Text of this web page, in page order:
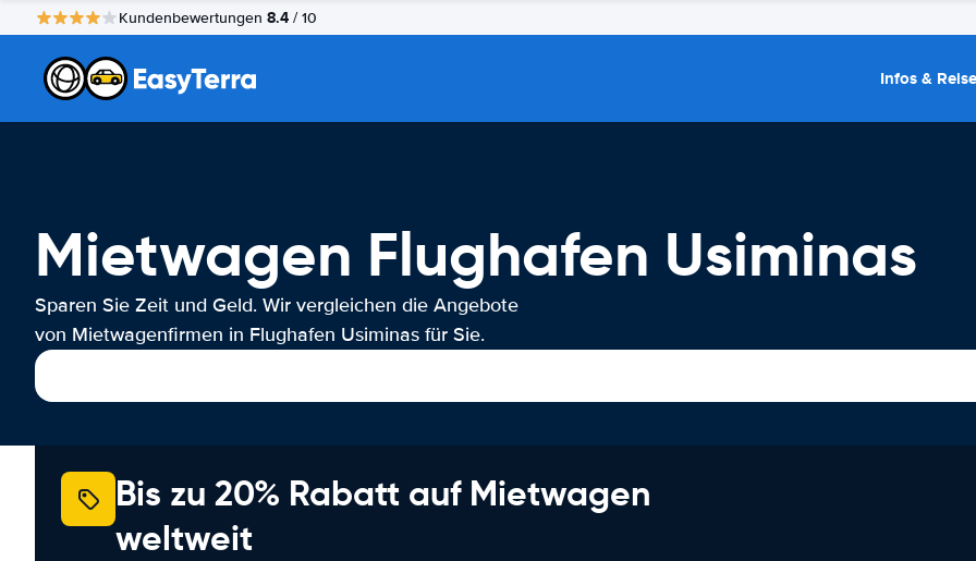
Kundenbewertungen 8.4 / 10
Infos &
Mietwagen Flughafen Usiminas
Sparen Sie Zeit und Geld. Wir vergleichen die Angebote
von Mietwagenfirmen in Flughafen Usiminas für Sie.
Bis zu 20% Rabatt auf Mietwagen
weltweit